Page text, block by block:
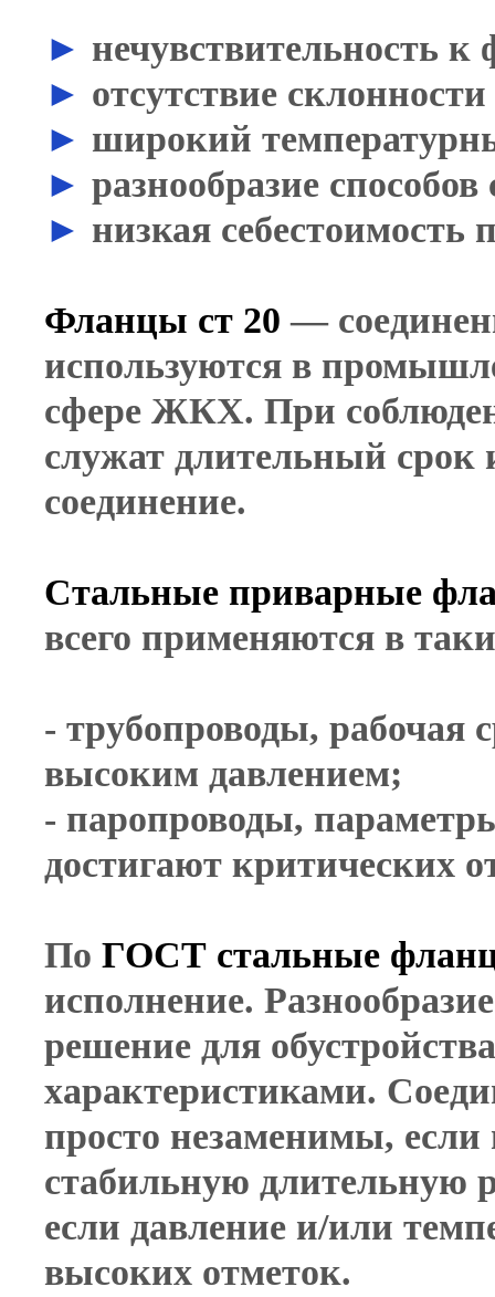
► нечувствительность к
► отсутствие
► широкий
► разнообразие
► низкая себестоимость
Фланцы ст 20 —
используются в
сфере ЖКХ. При
служат длительный срок
соединение.
Стальные приварные
всего применяются в
- трубопроводы, рабочая
высоким давлением;
- паропроводы,
достигают критических
По ГОСТ стальные
исполнение.
решение для
характеристиками.
просто незаменимы, если
стабильную длительную
если давление и/или
высоких отметок.